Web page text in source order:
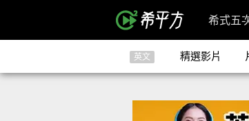
希式五
英文 精選影片